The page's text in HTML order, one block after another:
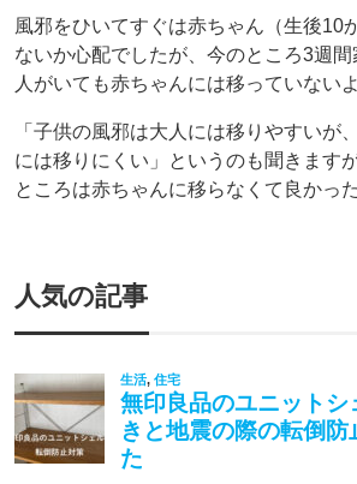
風邪をひいてすぐは赤ちゃん（生後10
ないか心配でしたが、今のところ3週
人がいても赤ちゃんには移っていない
「子供の風邪は大人には移りやすいが
には移りにくい」というのも聞きます
ところは赤ちゃんに移らなくて良かっ
人気の記事